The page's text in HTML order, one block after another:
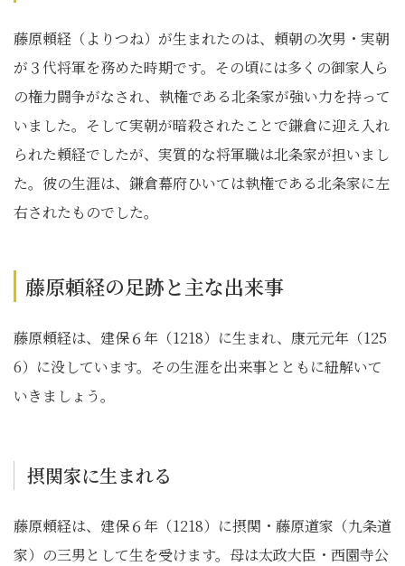
藤原頼経（よりつね）が生まれたのは、頼朝の次男・実朝
が３代将軍を務めた時期です。その頃には多くの御家人ら
の権力闘争がなされ、執権である北条家が強い力を持って
いました。そして実朝が暗殺されたことで鎌倉に迎え入れ
られた頼経でしたが、実質的な将軍職は北条家が担いまし
た。彼の生涯は、鎌倉幕府ひいては執権である北条家に左
右されたものでした。
藤原頼経の足跡と主な出来事
藤原頼経は、建保６年（1218）に生まれ、康元元年（125
6）に没しています。その生涯を出来事とともに紐解いて
いきましょう。
摂関家に生まれる
藤原頼経は、建保６年（1218）に摂関・藤原道家（九条道
家）の三男として生を受けます。母は太政大臣・西園寺公